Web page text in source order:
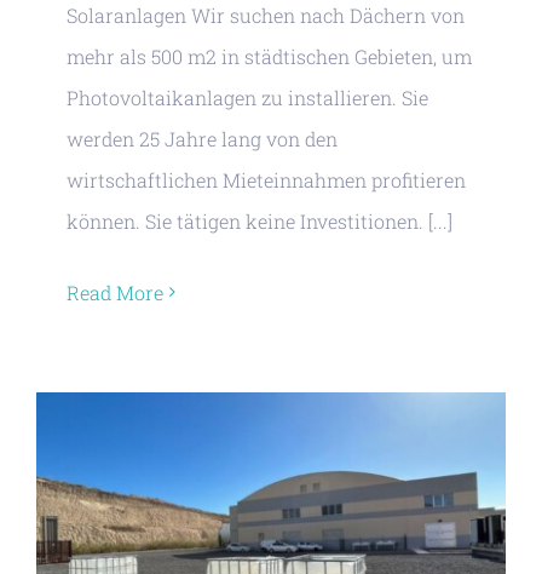
Solaranlagen Wir suchen nach Dächern von
mehr als 500 m2 in städtischen Gebieten, um
Photovoltaikanlagen zu installieren. Sie
werden 25 Jahre lang von den
wirtschaftlichen Mieteinnahmen profitieren
können. Sie tätigen keine Investitionen. [...]
Read More